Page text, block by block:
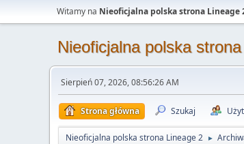
Witamy na Nieoficjalna polska strona Lineage
Nieoficjalna polska
Sierpień 07, 2026, 08:56:26 AM
Strona główna Szukaj
Nieoficjalna polska strona Lineage 2 ►